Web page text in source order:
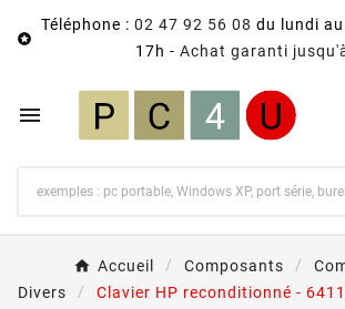

Téléphone : 02 47 92 56 08 du lundi
17h - Achat garanti

Accueil Composants
Divers
Clavier HP reconditionné -